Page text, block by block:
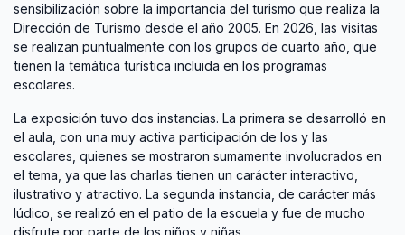
sensibilización sobre la importancia del turismo que realiza la
Dirección de Turismo desde el año 2005. En 2026, las visitas
se realizan puntualmente con los grupos de cuarto año, que
tienen la temática turística incluida en los programas
escolares.
La exposición tuvo dos instancias. La primera se desarrolló en
el aula, con una muy activa participación de los y las
escolares, quienes se mostraron sumamente involucrados en
el tema, ya que las charlas tienen un carácter interactivo,
ilustrativo y atractivo. La segunda instancia, de carácter más
lúdico, se realizó en el patio de la escuela y fue de mucho